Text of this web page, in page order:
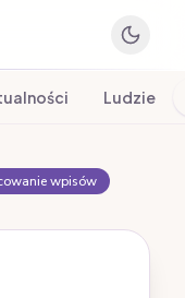
Ludzie
wpisów